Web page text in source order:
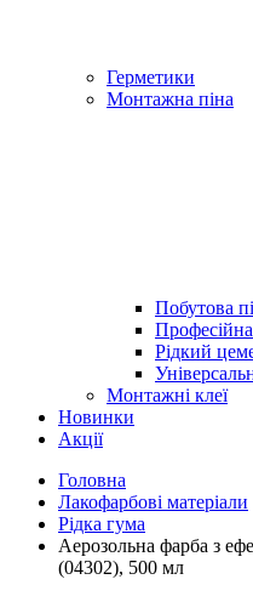
Герметики
Монтажна піна
Побутова
Рідкий
Монтажні клеї
Новинки
Акції
Головна
Лакофарбові матеріали
Рідка гума
Аерозольна фарба з
(04302), 500 мл